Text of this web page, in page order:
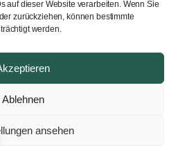
auf dieser Website verarbeiten. Wenn Sie
zurückziehen, können bestimmte
werden.
Ablehnen
ansehen
Rekonstruktive Chirurgie.
3A· A-5020 Salzburg
individueller Termin unter
email:info@lookgood.at
Parkplätze stehen Ihnen